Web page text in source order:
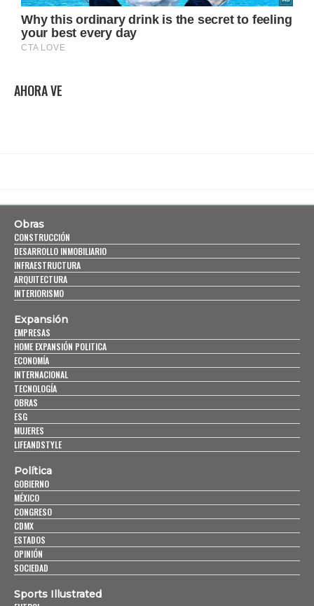
AHORA VE
Obras
CONSTRUCCIÓN
DESARROLLO INMOBILIARIO
INFRAESTRUCTURA
ARQUITECTURA
INTERIORISMO
Expansión
EMPRESAS
HOME EXPANSIÓN POLITICA
ECONOMÍA
INTERNACIONAL
TECNOLOGÍA
OBRAS
ESG
MUJERES
LIFEANDSTYLE
Política
GOBIERNO
MÉXICO
CONGRESO
CDMX
ESTADOS
OPINIÓN
SOCIEDAD
Sports Illustrated